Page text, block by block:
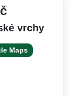
vrchy
Maps